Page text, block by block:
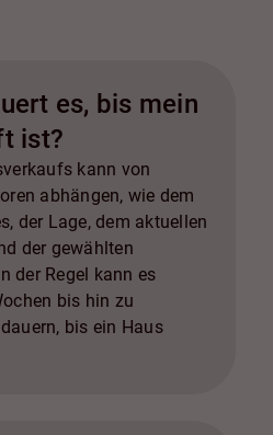
es, bis mein
ist?
kann von
abhängen, wie dem
der Lage, dem aktuellen
der gewählten
der Regel kann es
bis hin zu
bis ein Haus